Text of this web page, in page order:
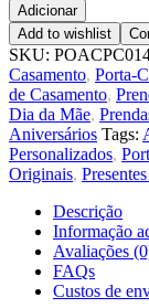
Adicionar
Add to wishlist
SKU:
Casamento, Porta-
de Casamento,
Dia da Mãe,
Aniversários Tags:
Personalizados,
Originais,
Descrição
Informação
Avaliações
FAQs
Custos de